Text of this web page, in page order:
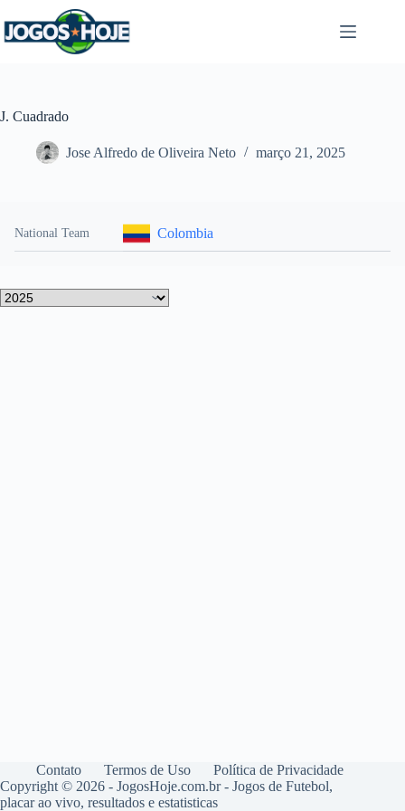
para
o
J. Cuadrado
Jose Alfredo de Oliveira Neto março 21, 2025
National Team Colombia
Contato Termos de Uso
Política de Privacidade
Copyright © 2026 - JogosHoje.com.br - Jogos de Futebol,
placar ao vivo, resultados e estatisticas